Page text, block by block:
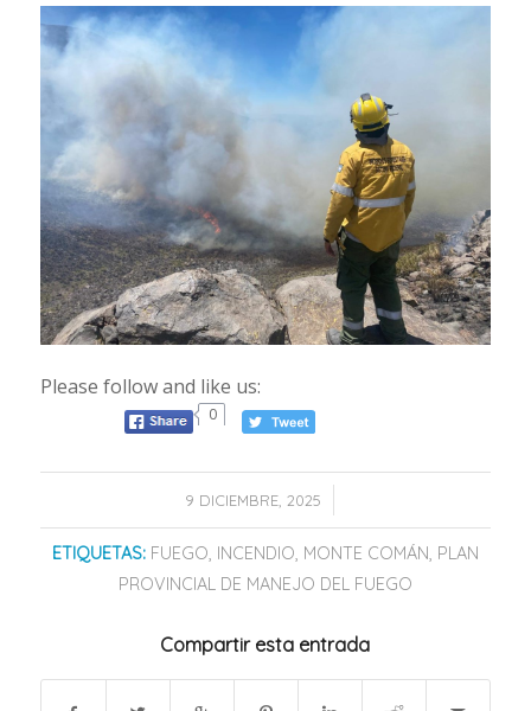
Please follow and like us:
0
9 DICIEMBRE, 2025
/
ETIQUETAS: FUEGO, INCENDIO, MONTE COMÁN, PLAN
PROVINCIAL DE MANEJO DEL FUEGO
Compartir esta entrada